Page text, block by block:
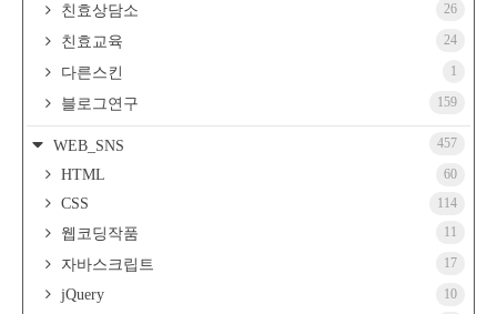
친효상담소 26
친효교육 24
다른스킨 1
블로그연구 159
WEB_SNS 457
HTML 60
CSS 114
웹코딩작품 11
자바스크립트 17
jQuery 10